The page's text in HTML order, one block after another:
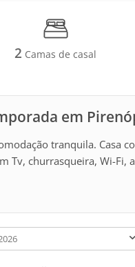
2 Camas de casal
em
tranquila. Casa
Tv, churrasqueira, Wi-Fi,